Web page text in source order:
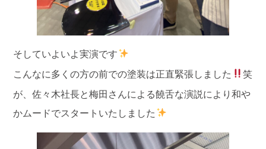
そしていよいよ実演です
こんなに多くの方の前での塗装は正直緊張しました
笑
が、佐々木社長と梅田さんによる饒舌な演説により和や
かムードでスタートいたしました